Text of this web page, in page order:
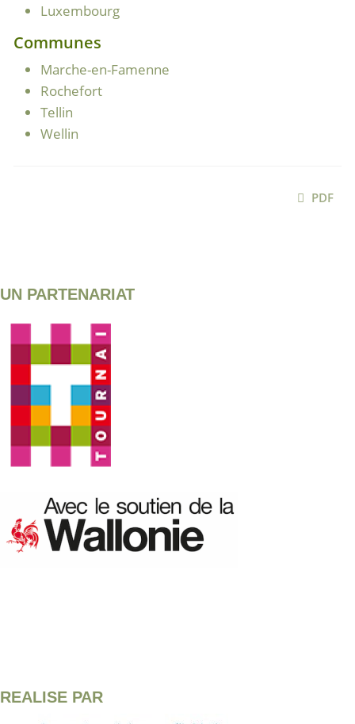
Luxembourg
Communes
Marche-en-Famenne
Rochefort
Tellin
Wellin
PDF
UN PARTENARIAT
REALISE PAR